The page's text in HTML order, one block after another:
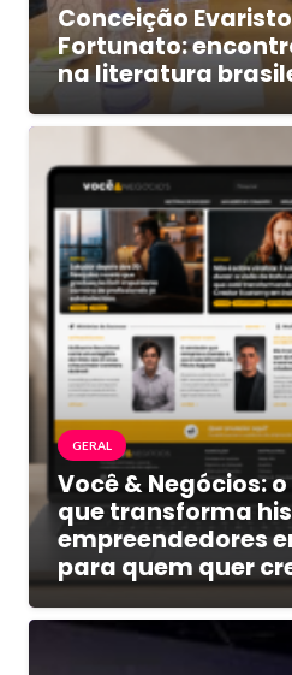
Conceição
Fortunato:
na literatura
GERAL
Você & Negócios:
que transforma
empreendedores
para quem quer